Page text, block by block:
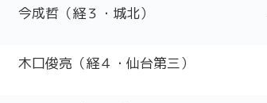
今成哲（経３・城北）
木口俊亮（経４・仙台第三）